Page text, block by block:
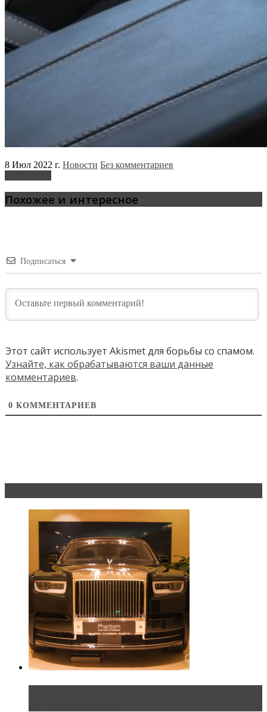
8 Июл 2022 г. Новости Без комментариев
Похожее и интересное
Подписаться
Этот сайт использует Akismet для борьбы со спамом.
Узнайте, как обрабатываются ваши данные
комментариев.
0 КОММЕНТАРИЕВ